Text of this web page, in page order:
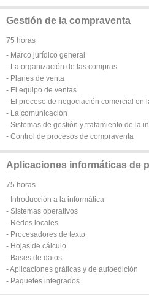
Gestión de la compraventa
75 horas
- Marco jurídico general
- La organización de las compras
- Planes de venta
- El equipo de ventas
- El proceso de negociación comercial en
- La comunicación
- Sistemas de gestión y tratamiento de la
- Control de procesos de compraventa
Aplicaciones informáticas de
75 horas
- Introducción a la informática
- Sistemas operativos
- Redes locales
- Procesadores de texto
- Hojas de cálculo
- Bases de datos
- Aplicaciones gráficas y de autoedición
- Paquetes integrados